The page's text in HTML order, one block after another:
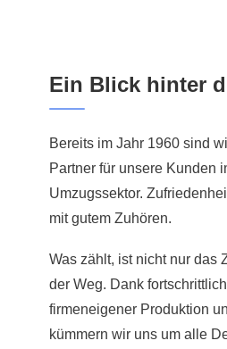
Ein Blick hinter
Bereits im Jahr 1960 sind
Partner für unsere Kunden
Umzugssektor.
mit gutem Zuhören.
Was zählt, ist nicht nur das
der Weg. Dank
firmeneigener Produktion
kümmern wir uns um alle